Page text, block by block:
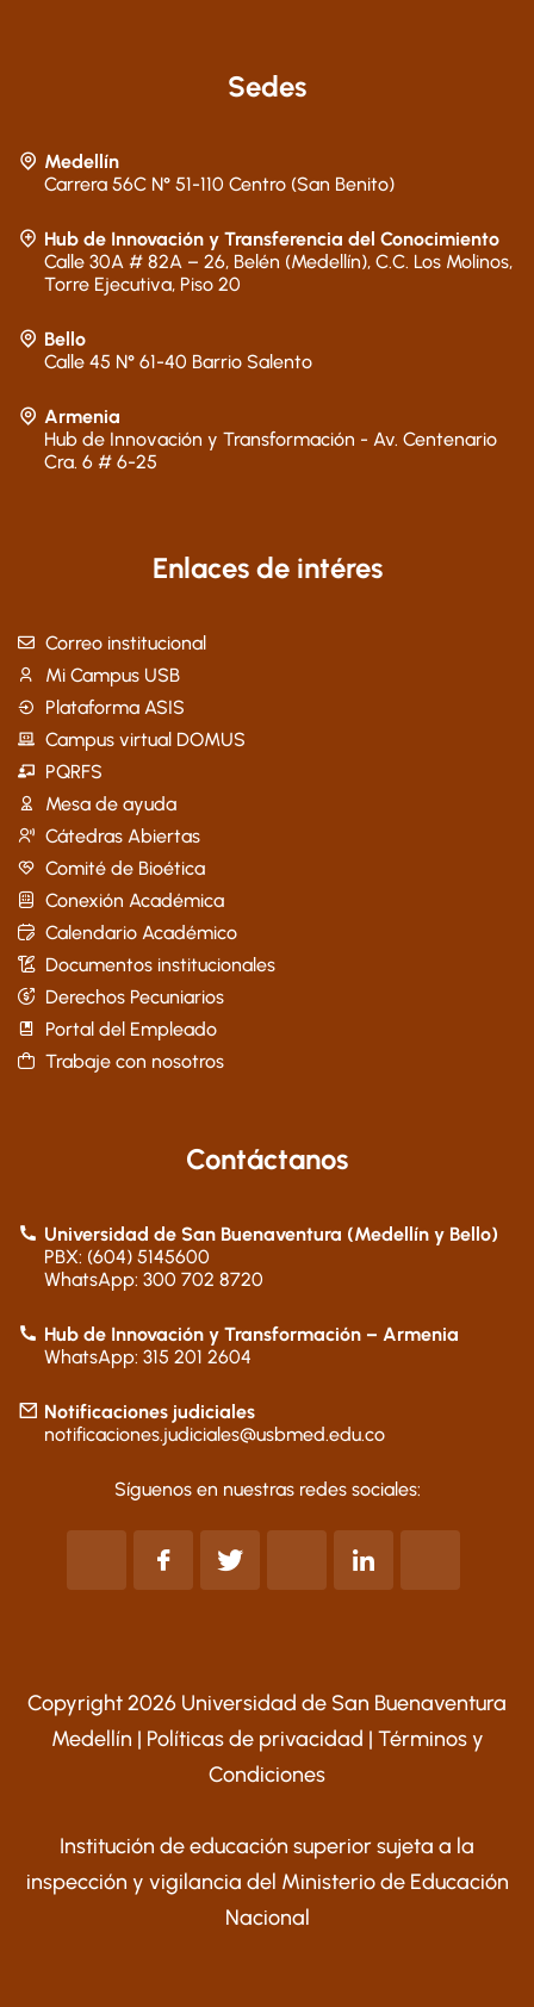
Sedes
Medellín
Carrera 56C N° 51-110 Centro (San Benito)
Hub de Innovación y Transferencia del Conocimiento
Calle 30A # 82A – 26, Belén (Medellín), C.C. Los Molinos,
Torre Ejecutiva, Piso 20
Bello
Calle 45 N° 61-40 Barrio Salento
Armenia
Hub de Innovación y Transformación - Av. Centenario
Cra. 6 # 6-25
Enlaces de intéres
Correo institucional
Mi Campus USB
Plataforma ASIS
Campus virtual DOMUS
PQRFS
Mesa de ayuda
Cátedras Abiertas
Comité de Bioética
Conexión Académica
Calendario Académico
Documentos institucionales
Derechos Pecuniarios
Portal del Empleado
Trabaje con nosotros
Contáctanos
Universidad de San Buenaventura (Medellín y Bello)
PBX: (604) 5145600
WhatsApp: 300 702 8720
Hub de Innovación y Transformación – Armenia
WhatsApp: 315 201 2604
Notificaciones judiciales
notificaciones.judiciales@usbmed.edu.co
Síguenos en nuestras redes sociales:
Copyright 2026 Universidad de San Buenaventura
Medellín | Políticas de privacidad | Términos y
Condiciones
Institución de educación superior sujeta a la
inspección y vigilancia del Ministerio de Educación
Nacional